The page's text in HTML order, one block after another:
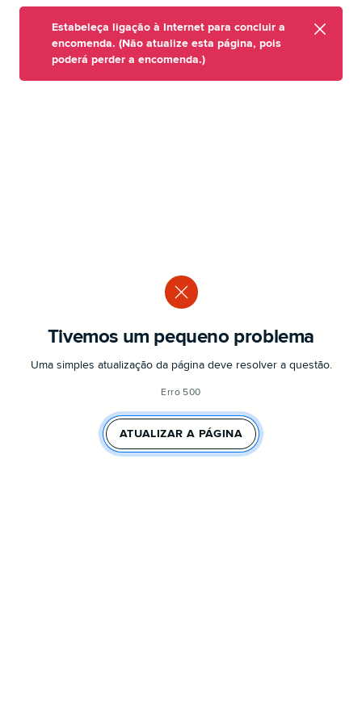
Estabeleça ligação à Internet para concluir a
encomenda. (Não atualize esta página, pois
poderá perder a encomenda.)
Tivemos um pequeno problema
Uma simples atualização da página deve resolver a questão.
Erro 500
ATUALIZAR A PÁGINA